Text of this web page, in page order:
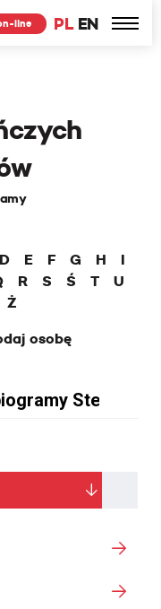
PL EN
line
D E F G H
I
R S Ś T
U
Ż
osobę